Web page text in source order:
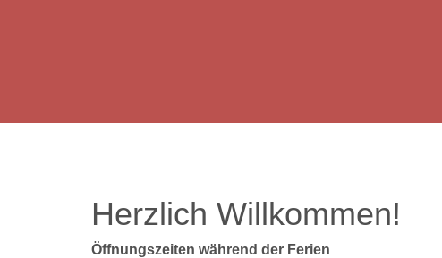
Herzlich Willkommen!
Öffnungszeiten während der Ferien